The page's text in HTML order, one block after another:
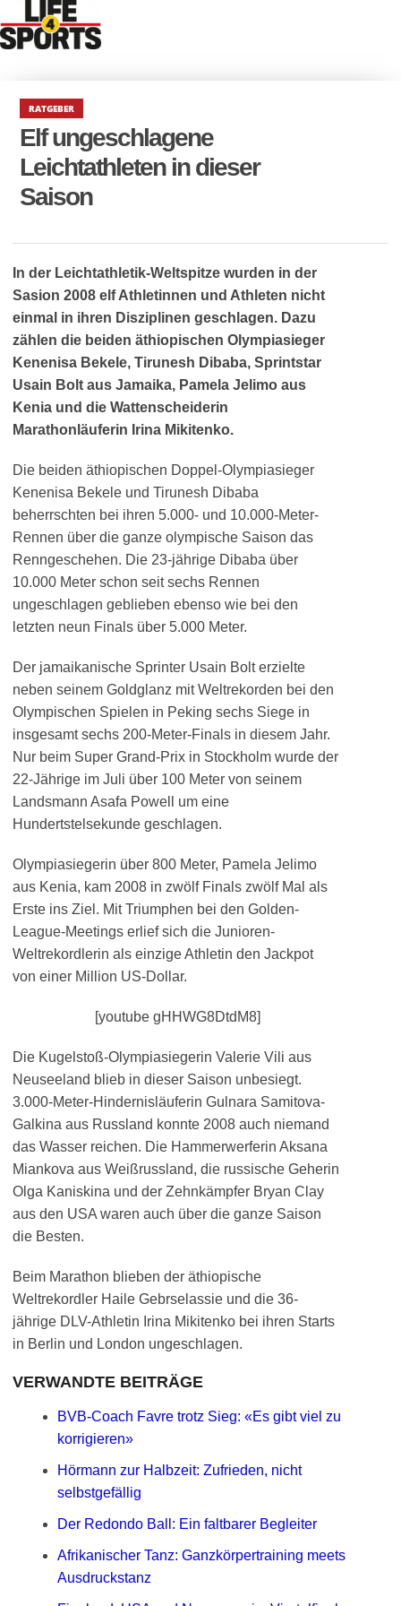
RATGEBER
Elf ungeschlagene
Leichtathleten in dieser
Saison
In der Leichtathletik-Weltspitze wurden in der
Sasion 2008 elf Athletinnen und Athleten nicht
einmal in ihren Disziplinen geschlagen. Dazu
zählen die beiden äthiopischen Olympiasieger
Kenenisa Bekele, Tirunesh Dibaba, Sprintstar
Usain Bolt aus Jamaika, Pamela Jelimo aus
Kenia und die Wattenscheiderin
Marathonläuferin Irina Mikitenko.
Die beiden äthiopischen Doppel-Olympiasieger
Kenenisa Bekele und Tirunesh Dibaba
beherrschten bei ihren 5.000- und 10.000-Meter-
Rennen über die ganze olympische Saison das
Renngeschehen. Die 23-jährige Dibaba über
10.000 Meter schon seit sechs Rennen
ungeschlagen geblieben ebenso wie bei den
letzten neun Finals über 5.000 Meter.
Der jamaikanische Sprinter Usain Bolt erzielte
neben seinem Goldglanz mit Weltrekorden bei den
Olympischen Spielen in Peking sechs Siege in
insgesamt sechs 200-Meter-Finals in diesem Jahr.
Nur beim Super Grand-Prix in Stockholm wurde der
22-Jährige im Juli über 100 Meter von seinem
Landsmann Asafa Powell um eine
Hundertstelsekunde geschlagen.
Olympiasiegerin über 800 Meter, Pamela Jelimo
aus Kenia, kam 2008 in zwölf Finals zwölf Mal als
Erste ins Ziel. Mit Triumphen bei den Golden-
League-Meetings erlief sich die Junioren-
Weltrekordlerin als einzige Athletin den Jackpot
von einer Million US-Dollar.
[youtube gHHWG8DtdM8]
Die Kugelstoß-Olympiasiegerin Valerie Vili aus
Neuseeland blieb in dieser Saison unbesiegt.
3.000-Meter-Hindernisläuferin Gulnara Samitova-
Galkina aus Russland konnte 2008 auch niemand
das Wasser reichen. Die Hammerwerferin Aksana
Miankova aus Weißrussland, die russische Geherin
Olga Kaniskina und der Zehnkämpfer Bryan Clay
aus den USA waren auch über die ganze Saison
die Besten.
Beim Marathon blieben der äthiopische
Weltrekordler Haile Gebrselassie und die 36-
jährige DLV-Athletin Irina Mikitenko bei ihren Starts
in Berlin und London ungeschlagen.
VERWANDTE BEITRÄGE
BVB-Coach Favre trotz Sieg: «Es gibt viel zu
korrigieren»
Hörmann zur Halbzeit: Zufrieden, nicht
selbstgefällig
Der Redondo Ball: Ein faltbarer Begleiter
Afrikanischer Tanz: Ganzkörpertraining meets
Ausdruckstanz